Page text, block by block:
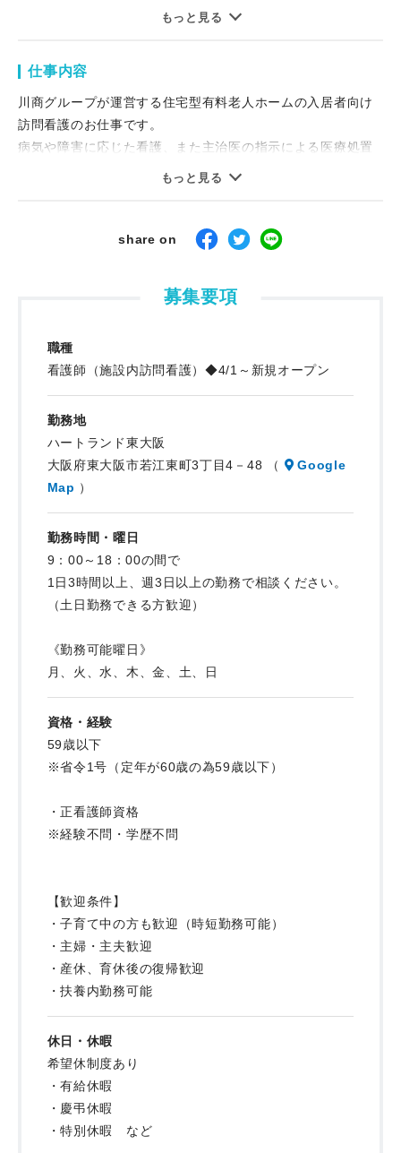
・必要な分だけ働けて、ワークライフバランス充実!
ご質問だけでも気軽にお問い合わせください！
＜職場の雰囲気・働く仲間たち＞
4/1～オープニングスタッフ！！
スタッフ募集を開始しました！！
各施設とても綺麗な住環境が整っています。
訪問介護経験、訪問看護師、企業看護師、訪問看護ステーシ
病院/クリニックでのご経験などを活かせる仕事です。
もっと見る
仕事内容
川商グループが運営する住宅型有料老人ホームの入居者向け
訪問看護のお仕事です。
病気や障害に応じた看護、また主治医の指示による医療処置
《具体的な仕事内容》
・胃ろう管理や浣腸、褥瘡などの医療処置
・精神科看護
・計画書、報告書、情報提供書などの必要な書類の作成 など
＜その他＞
・夜勤：なし
・オンコール対応：なし
・施設への移動時間は勤務時間に含む
もっと見る
share on
募集要項
職種
看護師（施設内訪問看護）◆4/1～新規オープン
勤務地
ハートランド東大阪
大阪府東大阪市若江東町3丁目4－48 （
Google
Map ）
勤務時間・曜日
9：00～18：00の間で
1日3時間以上、週3日以上の勤務で相談ください。
（土日勤務できる方歓迎）
《勤務可能曜日》
月、火、水、木、金、土、日
資格・経験
59歳以下
※省令1号（定年が60歳の為59歳以下）
・正看護師資格
※経験不問・学歴不問
【歓迎条件】
・子育て中の方も歓迎（時短勤務可能）
・主婦・主夫歓迎
・産休、育休後の復帰歓迎
・扶養内勤務可能
休日・休暇
希望休制度あり
・有給休暇
・慶弔休暇
・特別休暇 など